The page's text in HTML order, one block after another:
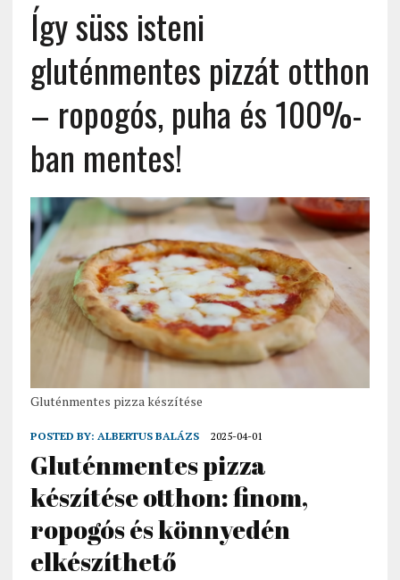
Így süss isteni
gluténmentes pizzát otthon
– ropogós, puha és 100%-
ban mentes!
Gluténmentes pizza készítése
POSTED BY: ALBERTUS BALÁZS 2025-04-01
Gluténmentes pizza
készítése otthon: finom,
ropogós és könnyedén
elkészíthető